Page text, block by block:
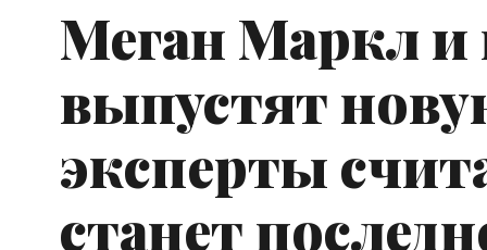
Меган Маркл
выпустят
эксперты
станет